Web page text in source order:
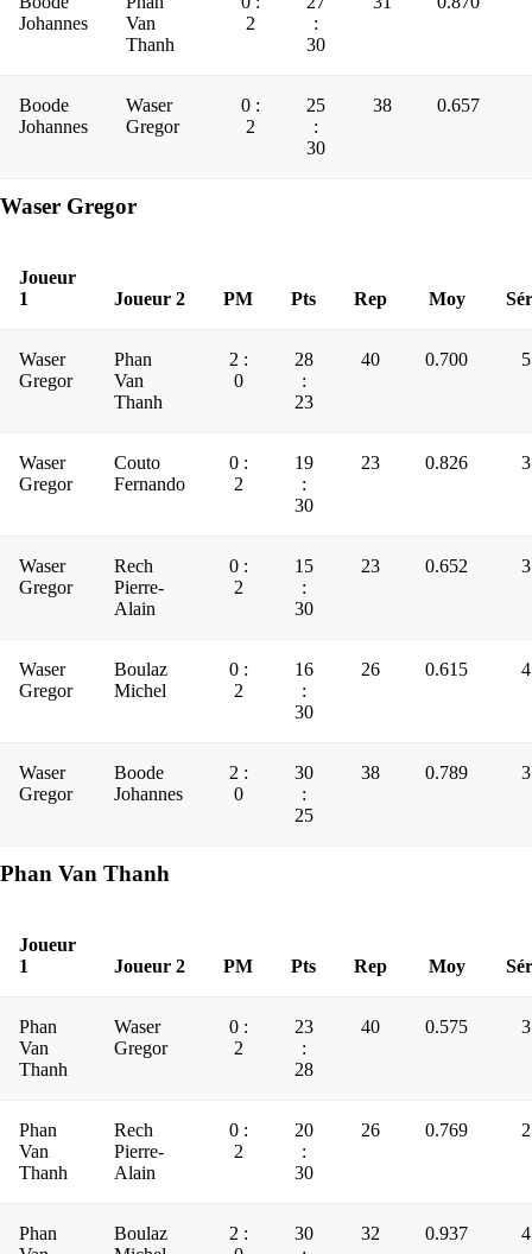
Johannes
Van
Thanh
2
:
30
Boode
Johannes
Waser
Gregor
0 :
2
25
:
30
38 0.657
Waser Gregor
Joueur
1
Joueur 2 PM Pts Rep Moy
Waser
Gregor
Phan
Van
Thanh
2 :
0
28
:
23
40 0.700 5
Waser
Gregor
Couto
Fernando
0 :
2
19
:
30
23 0.826 3
Waser
Gregor
Rech
Pierre-
Alain
0 :
2
15
:
30
23 0.652 3
Waser
Gregor
Boulaz
Michel
0 :
2
16
:
30
26 0.615 4
Waser
Gregor
Boode
Johannes
2 :
0
30
:
25
38 0.789 3
Phan Van Thanh
Joueur
1
Joueur 2 PM Pts Rep Moy
Phan
Van
Thanh
Waser
Gregor
0 :
2
23
:
28
40 0.575 3
Phan
Van
Thanh
Rech
Pierre-
Alain
0 :
2
20
:
30
26 0.769 2
Phan
Boulaz
2 :
30
32 0.937 4